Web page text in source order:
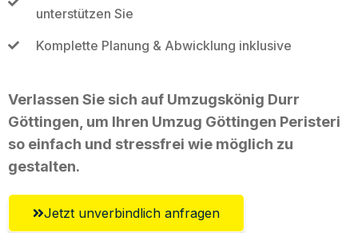
unterstützen Sie
Komplette Planung & Abwicklung inklusive
Verlassen Sie sich auf Umzugskönig Durr
Göttingen, um Ihren Umzug Göttingen Peristeri
so einfach und stressfrei wie möglich zu
gestalten.
Jetzt unverbindlich anfragen